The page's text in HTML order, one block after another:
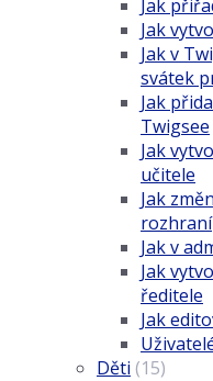
Jak
Jak
Jak v
svátek
Jak
Twigsee
Jak
učitele
Jak
rozhraní
Jak v
Jak
ředitele
Jak
Děti (15)